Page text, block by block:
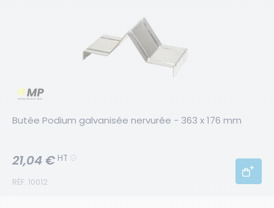
Butée Podium galvanisée nervurée - 363 x 176 mm
RÉF. 10012
21,04 € HT